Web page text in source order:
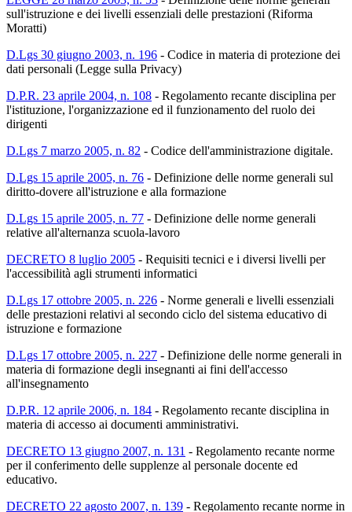
sull'istruzione e dei livelli essenziali delle prestazioni (Riforma
Moratti)
D.Lgs 30 giugno 2003, n. 196 - Codice in materia di protezione dei
dati personali (Legge sulla Privacy)
D.P.R. 23 aprile 2004, n. 108 - Regolamento recante disciplina per
l'istituzione, l'organizzazione ed il funzionamento del ruolo dei
dirigenti
D.Lgs 7 marzo 2005, n. 82 - Codice dell'amministrazione digitale.
D.Lgs 15 aprile 2005, n. 76 - Definizione delle norme generali sul
diritto-dovere all'istruzione e alla formazione
D.Lgs 15 aprile 2005, n. 77 - Definizione delle norme generali
relative all'alternanza scuola-lavoro
DECRETO 8 luglio 2005 - Requisiti tecnici e i diversi livelli per
l'accessibilità agli strumenti informatici
D.Lgs 17 ottobre 2005, n. 226 - Norme generali e livelli essenziali
delle prestazioni relativi al secondo ciclo del sistema educativo di
istruzione e formazione
D.Lgs 17 ottobre 2005, n. 227 - Definizione delle norme generali in
materia di formazione degli insegnanti ai fini dell'accesso
all'insegnamento
D.P.R. 12 aprile 2006, n. 184 - Regolamento recante disciplina in
materia di accesso ai documenti amministrativi.
DECRETO 13 giugno 2007, n. 131 - Regolamento recante norme
per il conferimento delle supplenze al personale docente ed
educativo.
DECRETO 22 agosto 2007, n. 139 - Regolamento recante norme in